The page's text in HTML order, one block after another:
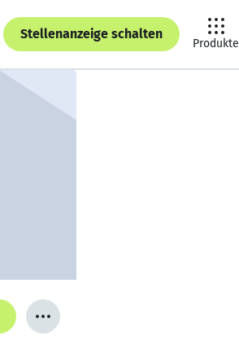
Stellenanzeige schalten
Produkte